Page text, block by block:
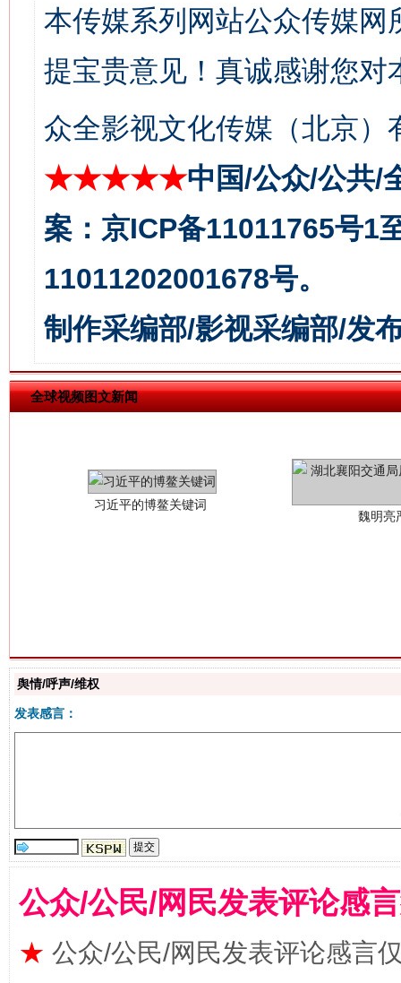
本传媒系列网站公众传媒
提宝贵意见！真诚感谢您
众全影视文化传媒（北京）
★★★★★中国/公众/公共/
案：京ICP备11011765号1
11011202001678号。
制作采编部/影视采编部/发
全球视频图文新闻
习近平的博鳌关键词
魏明亮
揭批美国五大"原罪" "炒
舆情/呼声/维权
发表感言：
公众/公民/网民发表评论感
★ 公众/公民/网民发表评论感言